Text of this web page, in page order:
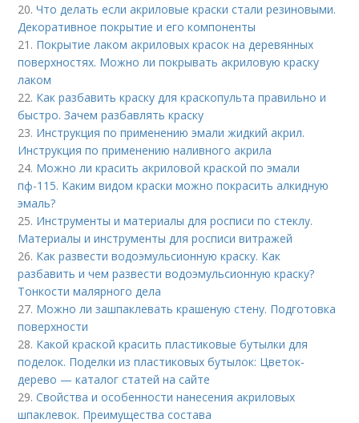
20.Что делать если акриловые краски стали резиновыми.
Декоративное покрытие и его компоненты
21. Покрытие лаком акриловых красок на деревянных
поверхностях. Можно ли покрывать акриловую краску
лаком
22. Как разбавить краску для краскопульта правильно и
быстро. Зачем разбавлять краску
23. Инструкция по применению эмали жидкий акрил.
Инструкция по применению наливного акрила
24. Можно ли красить акриловой краской по эмали
пф-115. Каким видом краски можно покрасить алкидную
эмаль?
25. Инструменты и материалы для росписи по стеклу.
Материалы и инструменты для росписи витражей
26. Как развести водоэмульсионную краску. Как
разбавить и чем развести водоэмульсионную краску?
Тонкости малярного дела
27. Можно ли зашпаклевать крашеную стену. Подготовка
поверхности
28. Какой краской красить пластиковые бутылки для
поделок. Поделки из пластиковых бутылок: Цветок-
дерево — каталог статей на сайте
29.Свойства и особенности нанесения акриловых
шпаклевок. Преимущества состава